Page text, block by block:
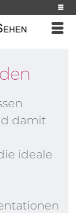
damit
ideale